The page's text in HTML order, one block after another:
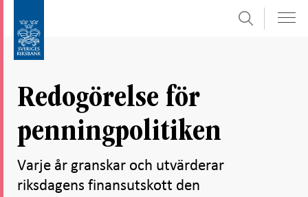
direkt
undersidor
Sök
Redogörelse för
penningpolitiken
Varje år granskar och utvärderar
riksdagens finansutskott den